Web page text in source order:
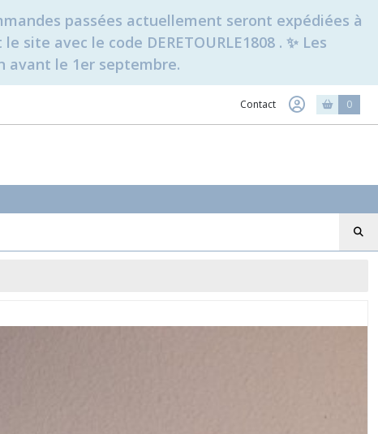
passées actuellement seront expédiées à
avec le code DERETOURLE1808 . ✨ Les
avant le 1er septembre.
Contact 0